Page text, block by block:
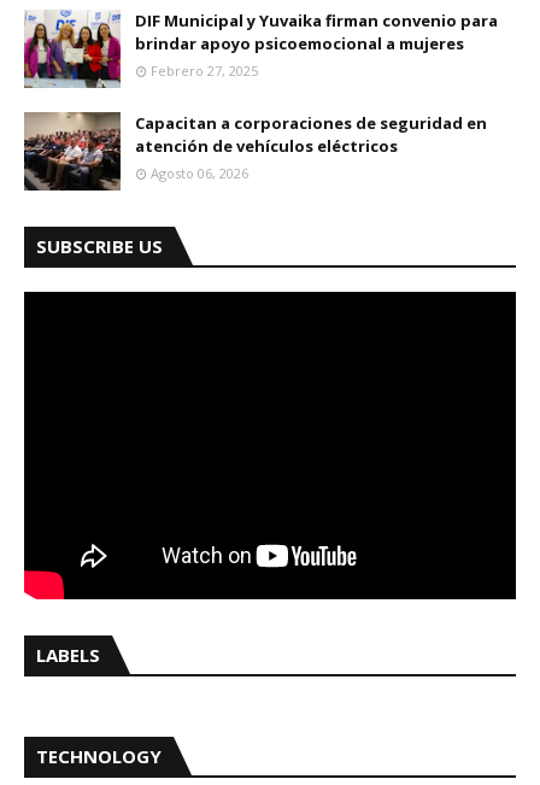
DIF Municipal y Yuvaika firman convenio para
brindar apoyo psicoemocional a mujeres
Febrero 27, 2025
Capacitan a corporaciones de seguridad en
atención de vehículos eléctricos
Agosto 06, 2026
SUBSCRIBE US
LABELS
TECHNOLOGY